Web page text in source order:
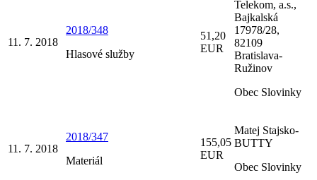
11. 7. 2018
2018/348
Hlasové služby
51,20
EUR
Telekom, a.s.,
Bajkalská
17978/28,
82109
Bratislava-
Ružinov
Obec Slovinky
11. 7. 2018
2018/347
Materiál
155,05
EUR
Matej Stajsko-
BUTTY
Obec Slovinky